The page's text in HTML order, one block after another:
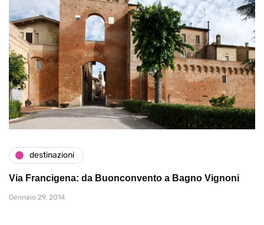
destinazioni
Via Francigena: da Buonconvento a Bagno Vignoni
Gennaio 29, 2014